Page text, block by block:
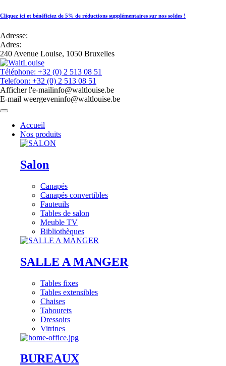
Cliquez ici et bénéficiez de 5% de réductions supplémentaires sur nos soldes !
Adresse:
Adres:
240 Avenue Louise, 1050 Bruxelles
Téléphone: +32 (0) 2 513 08 51
Telefoon: +32 (0) 2 513 08 51
Afficher l'e-mailinfo@waltlouise.be
E-mail weergeveninfo@waltlouise.be
Accueil
Nos produits
Salon
Canapés
Canapés convertibles
Fauteuils
Tables de salon
Meuble TV
Bibliothèques
SALLE A MANGER
Tables fixes
Tables extensibles
Chaises
Tabourets
Dressoirs
Vitrines
BUREAUX